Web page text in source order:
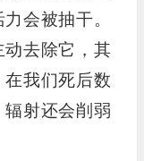
会被抽干。
去除它，其
我们死后数
射还会削弱